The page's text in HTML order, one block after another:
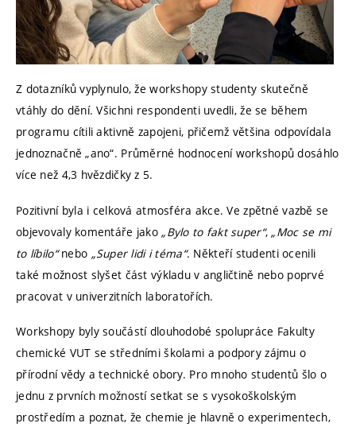
Z dotazníků vyplynulo, že workshopy studenty skutečně
vtáhly do dění. Všichni respondenti uvedli, že se během
programu cítili aktivně zapojeni, přičemž většina odpovídala
jednoznačně „ano“. Průměrné hodnocení workshopů dosáhlo
více než 4,3 hvězdičky z 5.
Pozitivní byla i celková atmosféra akce. Ve zpětné vazbě se
objevovaly komentáře jako „Bylo to fakt super“, „Moc se mi
to líbilo“ nebo „Super lidi i téma“. Někteří studenti ocenili
také možnost slyšet část výkladu v angličtině nebo poprvé
pracovat v univerzitních laboratořích.
Workshopy byly součástí dlouhodobé spolupráce Fakulty
chemické VUT se středními školami a podpory zájmu o
přírodní vědy a technické obory. Pro mnoho studentů šlo o
jednu z prvních možností setkat se s vysokoškolským
prostředím a poznat, že chemie je hlavně o experimentech,